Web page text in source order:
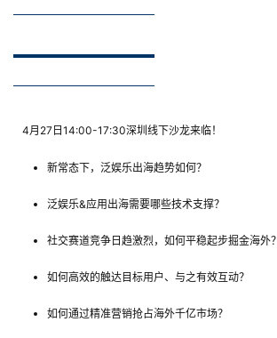
u
干
4月27日14:00-17:30深圳线下沙龙来临！
新常态下，泛娱乐出海趋势如何？
泛娱乐&应用出海需要哪些技术支撑？
社交赛道竞争日趋激烈，如何平稳起步掘金海外？
如何高效的触达目标用户、与之有效互动？
如何通过精准营销抢占海外千亿市场？